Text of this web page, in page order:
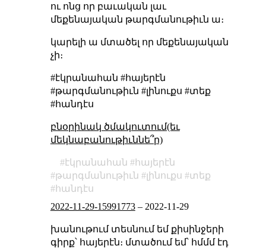
ու ոնց որ բաւական լաւ
մեքենայական թարգմանութիւն ա։
կարելի ա մտածել որ մեքենայական
չի։
#էկրանահան #հայերէն
#թարգմանութիւն #լինուքս #տեք
#հանդէս
բնօրինակ ծմակուտում(եւ
մեկնաբանութիւննե՞ր)
էկրանահան
հայերէն
թարգմանութիւն
լինուքս
տեք
հանդէս
2022-11-29-15991773– 2022-11-29
խանութում տեսնում եմ քիսինջերի
գիրք՝ հայերէն։ մտածում եմ՝ հմմմ էդ